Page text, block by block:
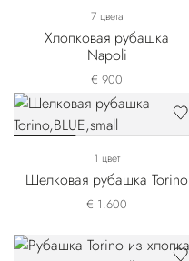
7 цвета
Хлопковая рубашка
Napoli
€ 900
1 цвет
Шелковая рубашка Torino
€ 1.600